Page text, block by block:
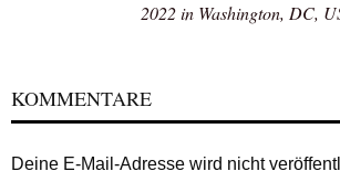
2022 in Washington, DC,
KOMMENTARE
Deine E-Mail-Adresse wird nicht